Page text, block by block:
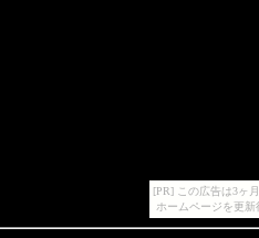
[PR] この広告は3ヶ
ホームページを更